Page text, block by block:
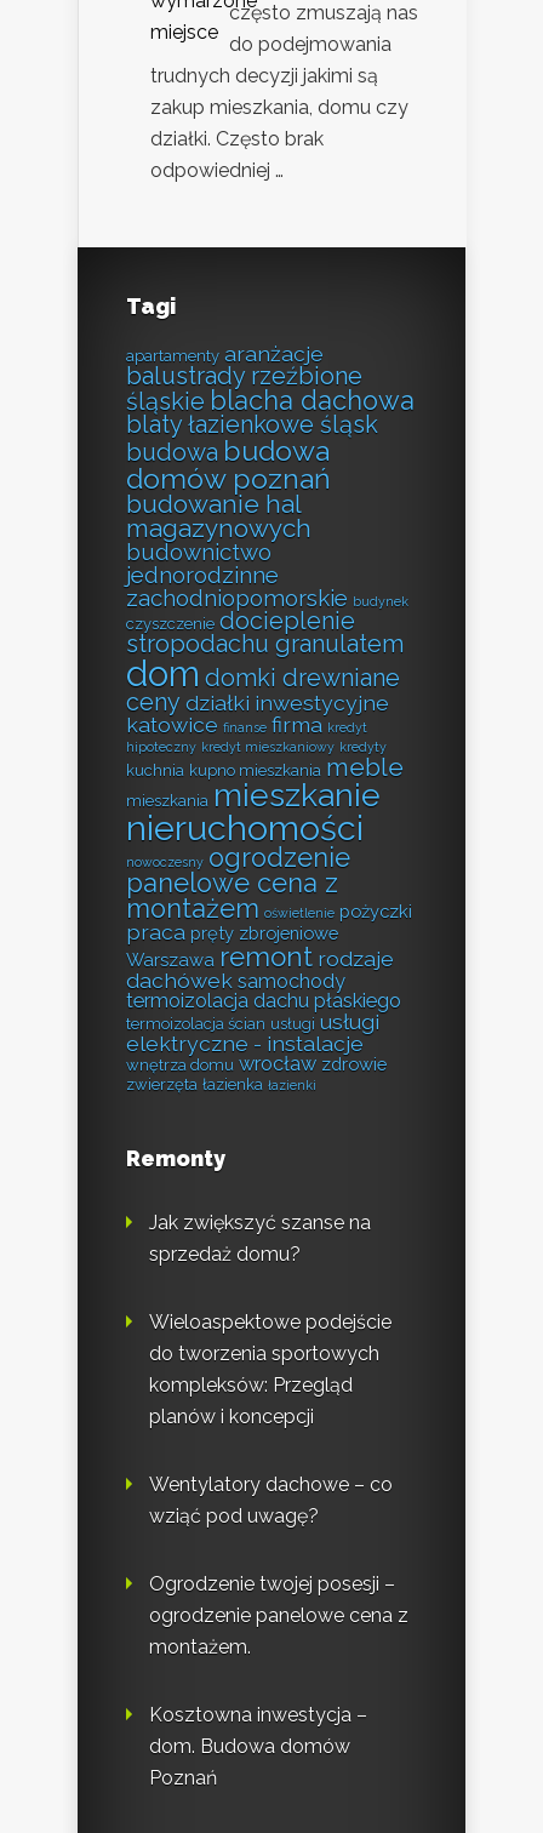
często zmuszają nas
do podejmowania
trudnych decyzji jakimi są
zakup mieszkania, domu czy
działki. Często brak
odpowiedniej …
Tagi
apartamenty aranżacje
balustrady rzeźbione
śląskie blacha dachowa
blaty łazienkowe śląsk
budowa budowa
domów poznań
budowanie hal
magazynowych
budownictwo
jednorodzinne
zachodniopomorskie budynek
czyszczenie docieplenie
stropodachu granulatem
dom domki drewniane
cenydziałki inwestycyjne
katowice finanse firma kredyt
hipoteczny kredyt mieszkaniowy kredyty
kuchnia kupno mieszkania meble
mieszkania mieszkanie
nieruchomości
nowoczesny ogrodzenie
panelowe cena z
montażem oświetlenie pożyczki
praca pręty zbrojeniowe
Warszawa remont rodzaje
dachówek samochody
termoizolacja dachu płaskiego
termoizolacja ścian usługi usługi
elektryczne - instalacje
wnętrza domu wrocław zdrowie
zwierzęta łazienka łazienki
Remonty
Jak zwiększyć szanse na
sprzedaż domu?
Wieloaspektowe podejście
do tworzenia sportowych
kompleksów: Przegląd
planów i koncepcji
Wentylatory dachowe – co
wziąć pod uwagę?
Ogrodzenie twojej posesji –
ogrodzenie panelowe cena z
montażem.
Kosztowna inwestycja –
dom. Budowa domów
Poznań